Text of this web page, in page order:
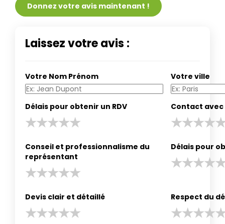
Donnez votre avis maintenant !
Laissez votre avis :
Votre Nom Prénom Votre ville
Délais pour obtenir un RDV Contact
Conseil et professionnalisme du
représentant
Délais pour
Devis clair et détaillé Respect du